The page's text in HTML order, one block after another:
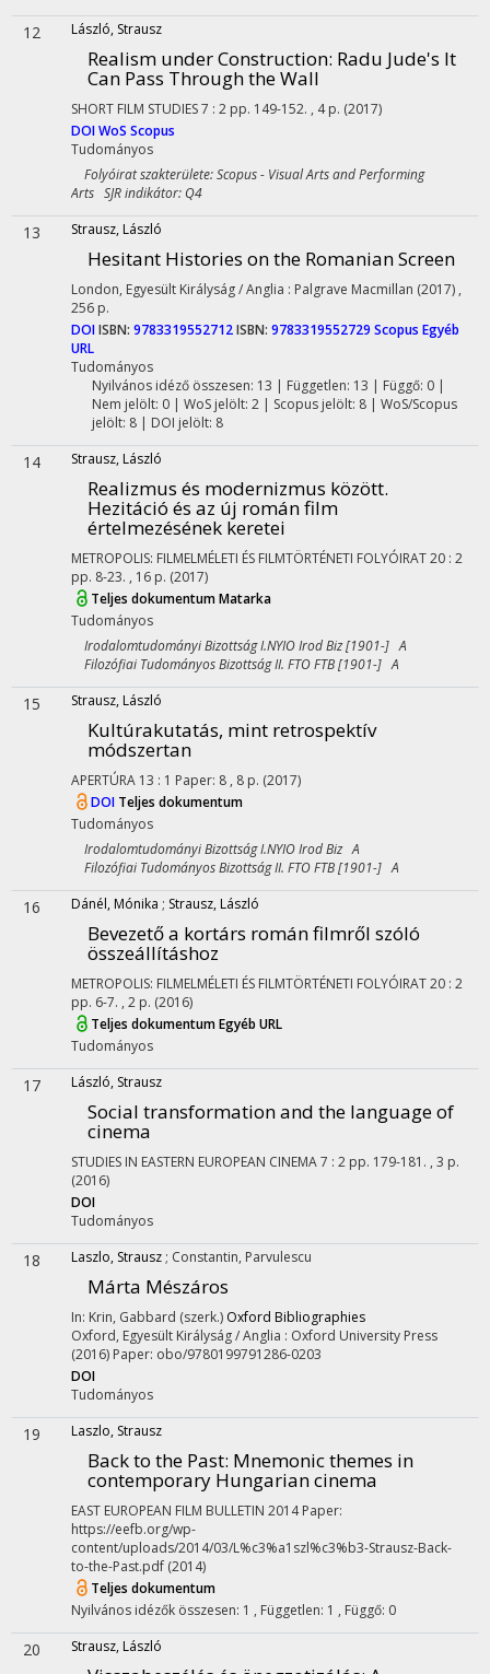
12 László, Strausz
Realism under Construction: Radu Jude's It
Can Pass Through the Wall
SHORT FILM STUDIES7 : 2 pp. 149-152. , 4 p. (2017)
DOIWoS Scopus
Tudományos
Folyóirat szakterülete: Scopus - Visual Arts and Performing
Arts SJR indikátor: Q4
13 Strausz, László
Hesitant Histories on the Romanian Screen
London, Egyesült Királyság / Anglia : Palgrave Macmillan (2017) ,
256 p.
DOIISBN: 9783319552712ISBN: 9783319552729 Scopus Egyéb
URL
Tudományos
Nyilvános idéző összesen: 13 | Független: 13 | Függő: 0 |
Nem jelölt: 0 | WoS jelölt: 2 | Scopus jelölt: 8 | WoS/Scopus
jelölt: 8 | DOI jelölt: 8
14 Strausz, László
Realizmus és modernizmus között.
Hezitáció és az új román film
értelmezésének keretei
METROPOLIS: FILMELMÉLETI ÉS FILMTÖRTÉNETI FOLYÓIRAT20 : 2
pp. 8-23. , 16 p. (2017)
Teljes dokumentumMatarka
Tudományos
Irodalomtudományi Bizottság I.NYIO Irod Biz [1901-] A
Filozófiai Tudományos Bizottság II. FTO FTB [1901-] A
15 Strausz, László
Kultúrakutatás, mint retrospektív
módszertan
APERTÚRA 13 : 1 Paper: 8 , 8 p. (2017)
DOI Teljes dokumentum
Tudományos
Irodalomtudományi Bizottság I.NYIO Irod Biz A
Filozófiai Tudományos Bizottság II. FTO FTB [1901-] A
16 Dánél, Mónika ; Strausz, László
Bevezető a kortárs román filmről szóló
összeállításhoz
METROPOLIS: FILMELMÉLETI ÉS FILMTÖRTÉNETI FOLYÓIRAT20 : 2
pp. 6-7. , 2 p. (2016)
Teljes dokumentumEgyéb URL
Tudományos
17 László, Strausz
Social transformation and the language of
cinema
STUDIES IN EASTERN EUROPEAN CINEMA7 : 2 pp. 179-181. , 3 p.
(2016)
DOI
Tudományos
18 Laszlo, Strausz ; Constantin, Parvulescu
Márta Mészáros
In: Krin, Gabbard (szerk.) Oxford Bibliographies
Oxford, Egyesült Királyság / Anglia : Oxford University Press
(2016) Paper: obo/9780199791286-0203
DOI
Tudományos
19 Laszlo, Strausz
Back to the Past: Mnemonic themes in
contemporary Hungarian cinema
EAST EUROPEAN FILM BULLETIN 2014 Paper:
https://eefb.org/wp-
content/uploads/2014/03/L%c3%a1szl%c3%b3-Strausz-Back-
to-the-Past.pdf (2014)
Teljes dokumentum
Nyilvános idézők összesen: 1
Független: 1 Függő: 0
20 Strausz, László